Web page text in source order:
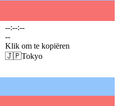
--:--:--
--
Klik om te kopiëren
🇯🇵Tokyo